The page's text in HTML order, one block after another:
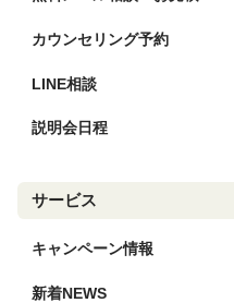
カウンセリング予約
LINE相談
説明会日程
サービス
キャンペーン情報
新着NEWS